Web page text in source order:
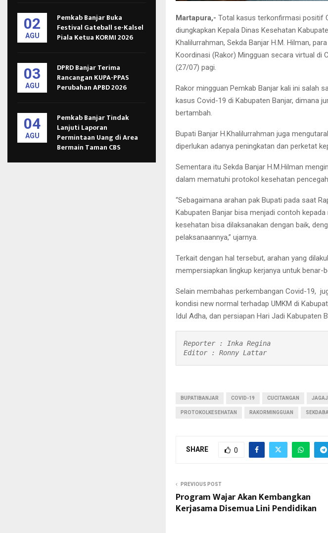
Martapura,- Total kasus terkonfirmasi positif
diungkapkan Kepala Dinas Kesehatan
Khalilurrahman, Sekda Banjar H.M. Hilman,
Koordinasi (Rakor) Mingguan secara virtual di
(27/07) pagi.
Rakor mingguan Pemkab Banjar kali ini salah
kasus Covid-19 di Kabupaten Banjar, dimana
bertambah.
Bupati Banjar H.Khalilurrahman juga
diperlukan adanya peningkatan dan perketat
Sementara itu Sekda Banjar H.M.Hilman
dalam mematuhi protokol kesehatan
“Sebagaimana arahan pak Bupati pada saat
Kabupaten Banjar bisa menjadi contoh
kesehatan bisa dilaksanakan dengan baik,
pelaksanaannya,” ujarnya.
Terkait dengan hal tersebut, arahan yang
mempersiapkan lingkup kerjanya untuk
Selain membahas perkembangan Covid-19,
kondisi new normal terhadap UMKM di
Idul Adha, dan persiapan Hari Jadi Kabupaten
Reporter : Inka Regina
Editor : Ronny Lattar
BUPATIBANJAR COVID-19 CUCITANGAN
PROTOKOLKESEHATAN RAKORMINGGUAN
SHARE 0
PREVIOUS POST
Program Wajar Akan Kembangkan
Kerjasama Disemua Lini Pendidikan
02
AGU
Pemkab Banjar Buka
Festival Gateball se-Kalsel
Piala Ketua KORMI 2026
03
AGU
DPRD Banjar Terima
Rancangan KUPA-PPAS
Perubahan APBD 2026
04
AGU
Pemkab Banjar Tindak
Lanjuti Laporan
Permintaan Uang di Area
Bermain Taman CBS